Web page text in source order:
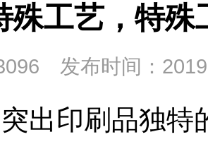
殊工艺，特殊
发布时间：
印刷品独特